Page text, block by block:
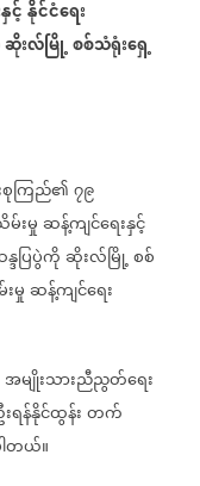
င့်နိုင်ငံရေး
ဆိုးလ်မြို့စစ်သံရုံးရှေ့
စုကြည်၏၇၉
းမှုဆန့်ကျင်ရေးနှင့်
ဒပြပွဲကိုဆိုးလ်မြို့စစ်
မှုဆန့်ကျင်ရေး
အမျိုးသားညီညွတ်ရေး
းရန်နိုင်ထွန်းတက်
တယ်။